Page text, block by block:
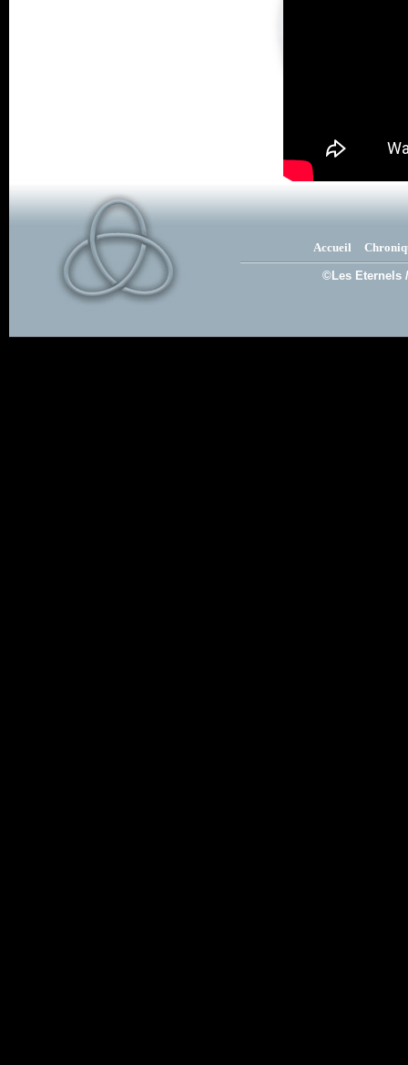
Accueil
©Les Eternels